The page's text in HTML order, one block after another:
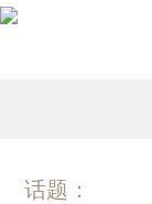
话题：